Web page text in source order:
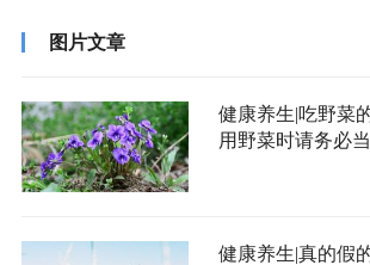
图片文章
健康养生|吃野菜
用野菜时请务必
健康养生|真的假